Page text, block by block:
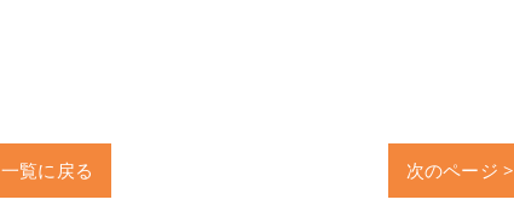
一覧に戻る 次のページ >